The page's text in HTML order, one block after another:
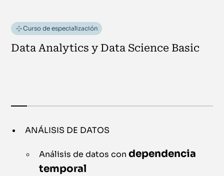
Curso de especialización
Data Analytics y Data Science Basic
ANÁLISIS DE DATOS
Análisis de datos condependencia
temporal